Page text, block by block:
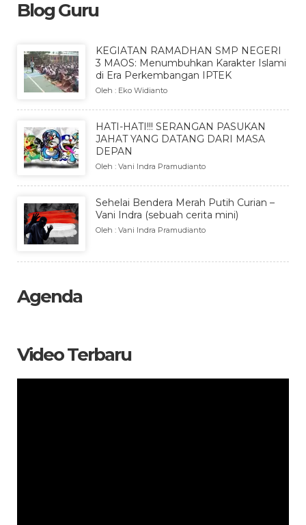
Blog Guru
KEGIATAN RAMADHAN SMP NEGERI
3 MAOS: Menumbuhkan Karakter Islami
di Era Perkembangan IPTEK
Oleh : Eko Widianto
HATI-HATI!!! SERANGAN PASUKAN
JAHAT YANG DATANG DARI MASA
DEPAN
Oleh : Vani Indra Pramudianto
Sehelai Bendera Merah Putih Curian –
Vani Indra (sebuah cerita mini)
Oleh : Vani Indra Pramudianto
Agenda
Video Terbaru